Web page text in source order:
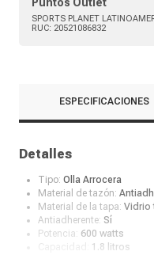
Puntos Outlet
SPORTS PLANET
RUC: 20521086832
ESPECIFICACIONES
Detalles
Tipo: Olla Arrocera
Material de tazón:
Material de la tapa: Vidrio
Antiadherente: Sí
Potencia: 600 watts
1.8 litros